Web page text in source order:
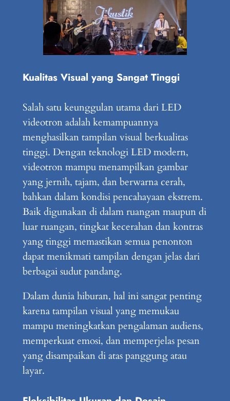
Kualitas Visual yang Sangat Tinggi
Salah satu keunggulan utama dari LED
videotron adalah kemampuannya
menghasilkan tampilan visual berkualitas
tinggi. Dengan teknologi LED modern,
videotron mampu menampilkan gambar
yang jernih, tajam, dan berwarna cerah,
bahkan dalam kondisi pencahayaan ekstrem.
Baik digunakan di dalam ruangan maupun di
luar ruangan, tingkat kecerahan dan kontras
yang tinggi memastikan semua penonton
dapat menikmati tampilan dengan jelas dari
berbagai sudut pandang.
Dalam dunia hiburan, hal ini sangat penting
karena tampilan visual yang memukau
mampu meningkatkan pengalaman audiens,
memperkuat emosi, dan memperjelas pesan
yang disampaikan di atas panggung atau
layar.